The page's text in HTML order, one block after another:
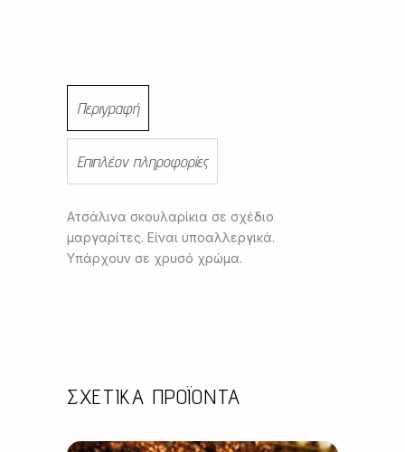
Περιγραφή
Επιπλέον πληροφορίες
Ατσάλινα σκουλαρίκια σε σχέδιο
μαργαρίτες. Είναι υποαλλεργικά.
Υπάρχουν σε χρυσό χρώμα.
ΣΧΕΤΙΚΆ ΠΡΟΪΌΝΤΑ